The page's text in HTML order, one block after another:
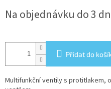
cena:
Na objednávku do 3
Přidat do
Multifunkční ventily s protitlakem,